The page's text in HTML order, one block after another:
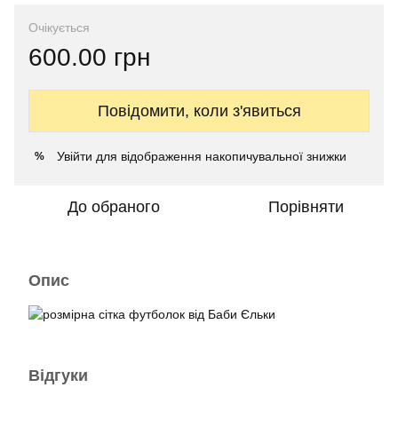
Очікується
600.00 грн
Повідомити, коли з'явиться
% Увійти для відображення накопичувальної знижки
До обраного Порівняти
Опис
Відгуки